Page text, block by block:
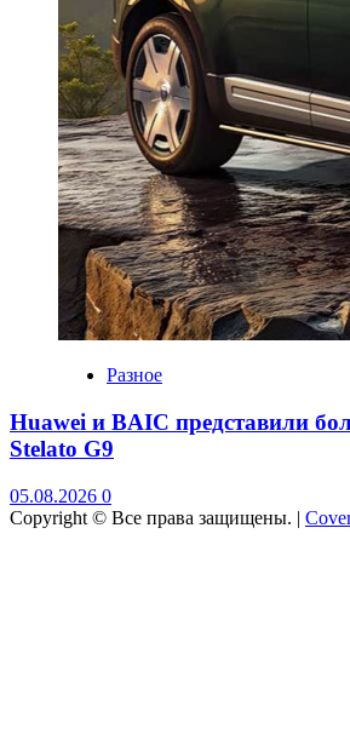
Разное
Huawei и BAIC представили
Stelato G9
05.08.2026 0
Copyright © Все права защищены. |